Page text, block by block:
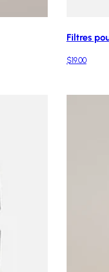
Filtres
$19.00